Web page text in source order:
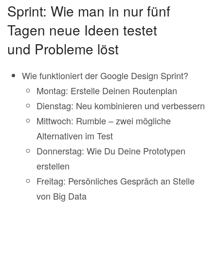
Sprint: Wie man in nur fünf
Tagen neue Ideen testet
und Probleme löst
Wie funktioniert der Google Design Sprint?
Montag: Erstelle Deinen Routenplan
Dienstag: Neu kombinieren und verbessern
Mittwoch: Rumble – zwei mögliche
Alternativen im Test
Donnerstag: Wie Du Deine Prototypen
erstellen
Freitag: Persönliches Gespräch an Stelle
von Big Data